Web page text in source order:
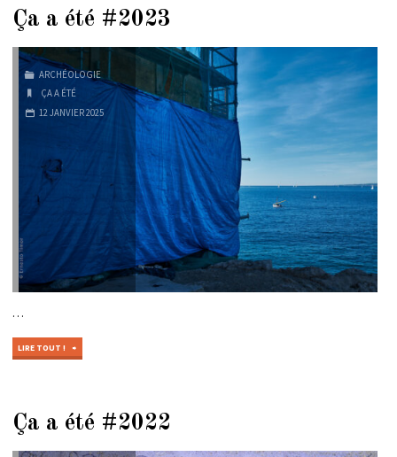
Ça a été #2023
ARCHÉOLOGIE
ÇA A ÉTÉ
12 JANVIER 2025
…
LIRE TOUT !
Ça a été #2022